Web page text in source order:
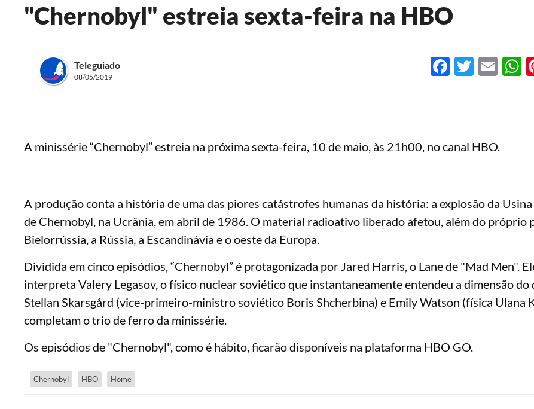
"Chernobyl" estreia sexta-feira na HBO
Teleguiado
08/05/2019 Facebook
A minissérie “Chernobyl” estreia na próxima sexta-feira, 10 de maio, às 21h00, no canal HBO.
A produção conta a história de uma das piores catástrofes humanas da história: a explosão da
de Chernobyl, na Ucrânia, em abril de 1986. O material radioativo liberado afetou, além do próprio
Bielorrússia, a Rússia, a Escandinávia e o oeste da Europa.
Dividida em cinco episódios, “Chernobyl” é protagonizada por Jared Harris, o Lane de "Mad Men".
interpreta Valery Legasov, o físico nuclear soviético que instantaneamente entendeu a dimensão do
Stellan Skarsgård (vice-primeiro-ministro soviético Boris Shcherbina) e Emily Watson (física Ulana
completam o trio de ferro da minissérie.
Os episódios de "Chernobyl", como é hábito, ficarão disponíveis na plataforma HBO GO.
Chernobyl HBO Home